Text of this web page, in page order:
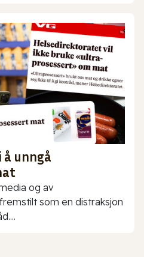
å unngå
og av
som en distraksjon